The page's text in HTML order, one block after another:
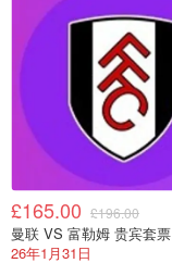
£165.00 £196.00
曼联 VS 富勒姆 贵宾套票
26年1月31日